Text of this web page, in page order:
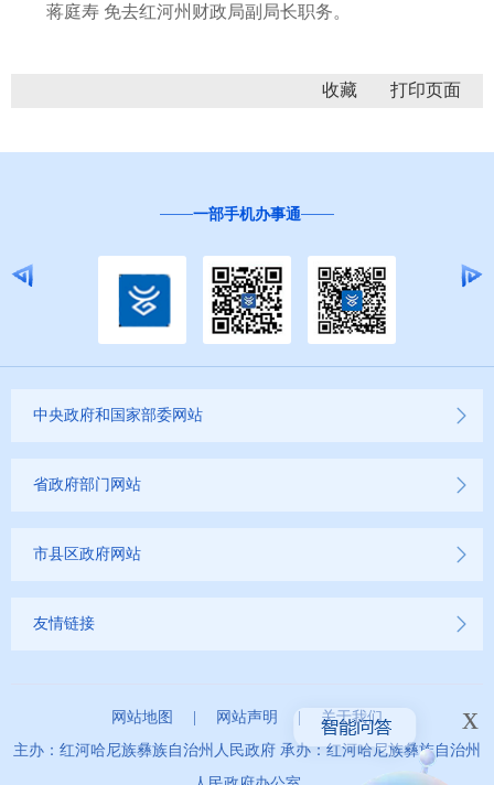
蒋庭寿 免去红河州财政局副局长职务。
收藏
中央政府和国家部委网站
省政府部门网站
市县区政府网站
友情链接
网站地图 网站声明
关于我们
主办：红河哈尼族彝族自治州人民政府 承办：红河哈尼族彝族自治州
x